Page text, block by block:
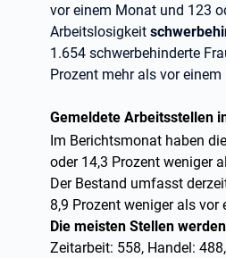
vor einem Monat und 123
Arbeitslosigkeit
1.654 schwerbehinderte
Prozent mehr als vor
Gemeldete Arbeitsstellen
Im Berichtsmonat haben
oder 14,3 Prozent weniger
Der Bestand umfasst
8,9 Prozent weniger als
Die meisten Stellen
Zeitarbeit: 558, Handel: